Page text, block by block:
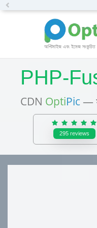
অপ্টিমাইজ এবং ইমেজ সংকুচিত
PHP-
CDN OptiPic —
295 reviews